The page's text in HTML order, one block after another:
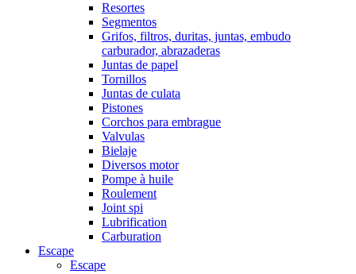
Resortes
Segmentos
Grifos, filtros, duritas, juntas, embudo
carburador, abrazaderas
Juntas de papel
Tornillos
Juntas de culata
Pistones
Corchos para embrague
Valvulas
Bielaje
Diversos motor
Pompe à huile
Roulement
Joint spi
Lubrification
Carburation
Escape
Escape